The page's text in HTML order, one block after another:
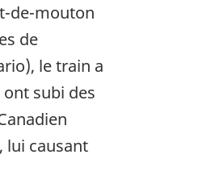
de-mouton
de
le train a
subi des
lui causant